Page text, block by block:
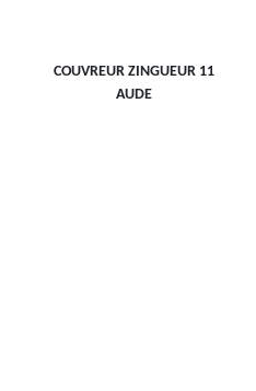
COUVREUR ZINGUEUR 11
AUDE